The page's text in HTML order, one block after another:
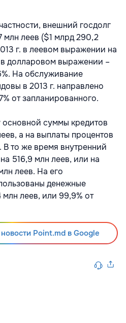
внешний госдолг
млн леев ($1 млрд 290,2
г. в леевом выражении на
в долларовом выражении –
На обслуживание
в 2013 г. направлено
от запланированного.
основной суммы кредитов
а на выплаты процентов
В то же время внутренний
516,9 млн леев, или на
леев. На его
денежные
леев, или 99,9% от
Point.md в Google